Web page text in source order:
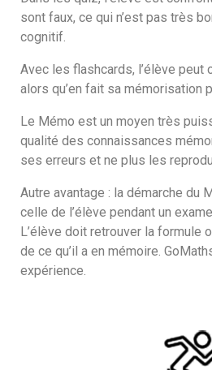
sont faux, ce qui n’est pas très
cognitif.
Avec les flashcards, l’élève peut
alors qu’en fait sa mémorisation
Le Mémo est un moyen très
qualité des connaissances
ses erreurs et ne plus les
Autre avantage : la démarche du
celle de l’élève pendant un
L’élève doit retrouver la formule
de ce qu’il a en mémoire.
expérience.